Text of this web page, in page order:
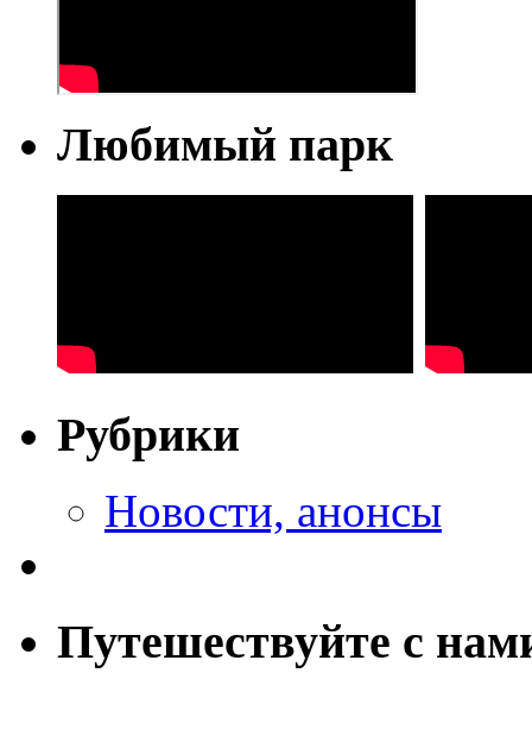
Любимый парк
Рубрики
Новости, анонсы
Путешествуйте с